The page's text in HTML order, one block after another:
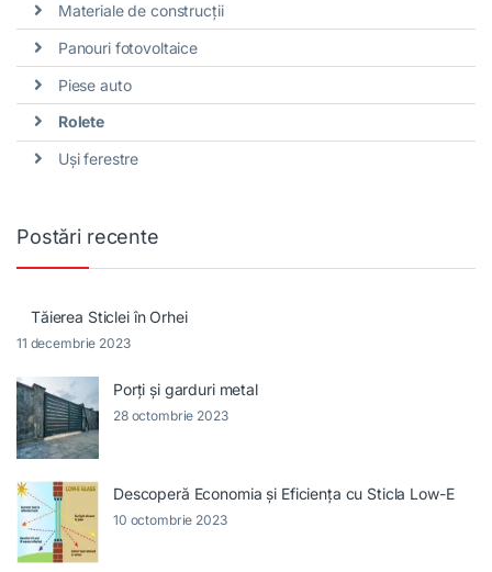
Materiale de construcții
Panouri fotovoltaice
Piese auto
Rolete
Uși ferestre
Postări recente
Tăierea Sticlei în Orhei
11 decembrie 2023
Porți și garduri metal
28 octombrie 2023
Descoperă Economia și Eficiența cu Sticla Low-E
10 octombrie 2023